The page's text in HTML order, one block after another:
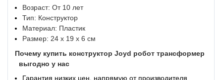
Возраст: От 10 лет
Тип: Конструктор
Материал: Пластик
Размер: 24 х 19 х 6 см
Почему купить конструктор Joyd робот трансформер
выгодно у нас
Гарантия низких цен, напрямую от производителя